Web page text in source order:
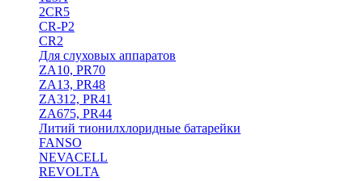
2CR5
CR-P2
CR2
Для слуховых аппаратов
ZA10, PR70
ZA13, PR48
ZA312, PR41
ZA675, PR44
Литий тионилхлоридные батарейки
FANSO
NEVACELL
REVOLTA